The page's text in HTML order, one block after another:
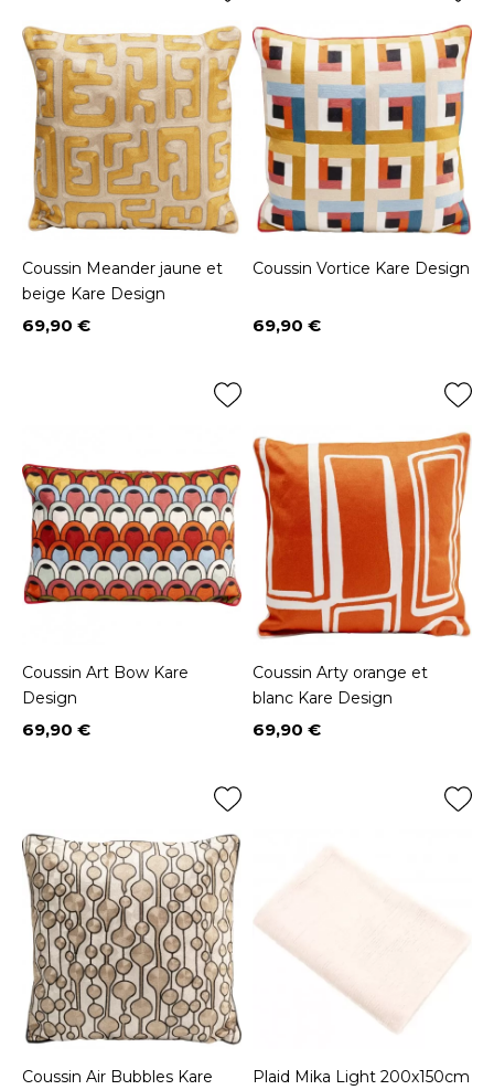
Coussin Meander jaune et
beige Kare Design
Prix
69,90 €
Coussin Vortice Kare Design
Prix
69,90 €
Coussin Art Bow Kare
Design
Prix
69,90 €
Coussin Arty orange et
blanc Kare Design
Prix
69,90 €
Coussin Air Bubbles Kare
Plaid Mika Light 200x150cm